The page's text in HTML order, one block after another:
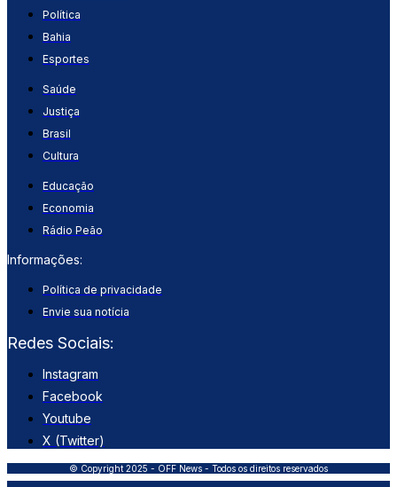
Política
Bahia
Esportes
Saúde
Justiça
Brasil
Cultura
Educação
Economia
Rádio Peão
Informações:
Política de privacidade
Envie sua notícia
Redes Sociais:
Instagram
Facebook
Youtube
X (Twitter)
© Copyright 2025 - OFF News - Todos os direitos reservados